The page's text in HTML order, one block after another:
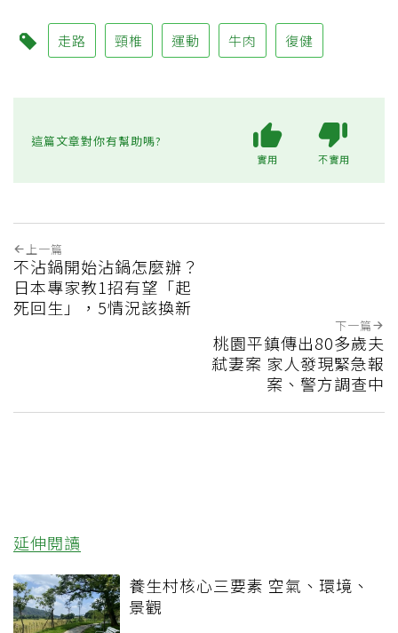
走路 頸椎 運動 牛肉 復健
這篇文章對你有幫助嗎?
實用 不實用
上一篇
不沾鍋開始沾鍋怎麼辦？
日本專家教1招有望「起
死回生」，5情況該換新
下一篇
桃園平鎮傳出80多歲夫
弒妻案 家人發現緊急報
案、警方調查中
延伸閱讀
養生村核心三要素 空氣、環境、
景觀